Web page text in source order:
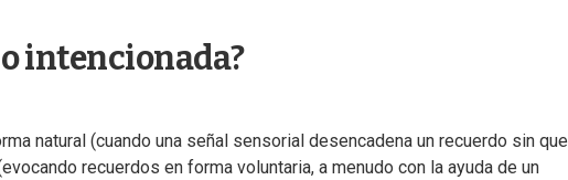
intencionada?
natural (cuando una señal sensorial desencadena un recuerdo sin que
recuerdos en forma voluntaria, a menudo con la ayuda de un